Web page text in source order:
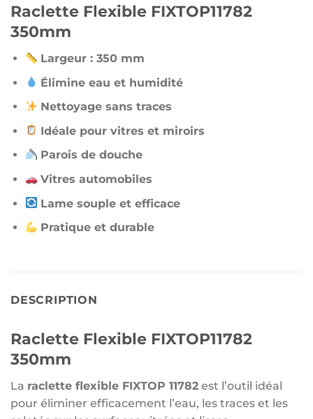
Raclette Flexible FIXTOP11782
350mm
Largeur : 350 mm
Élimine eau et humidité
Nettoyage sans traces
Idéale pour vitres et miroirs
Parois de douche
Vitres automobiles
Lame souple et efficace
Pratique et durable
DESCRIPTION
Raclette Flexible FIXTOP11782
350mm
La raclette flexible FIXTOP 11782 est l’outil idéal
pour éliminer efficacement l’eau, les traces et les